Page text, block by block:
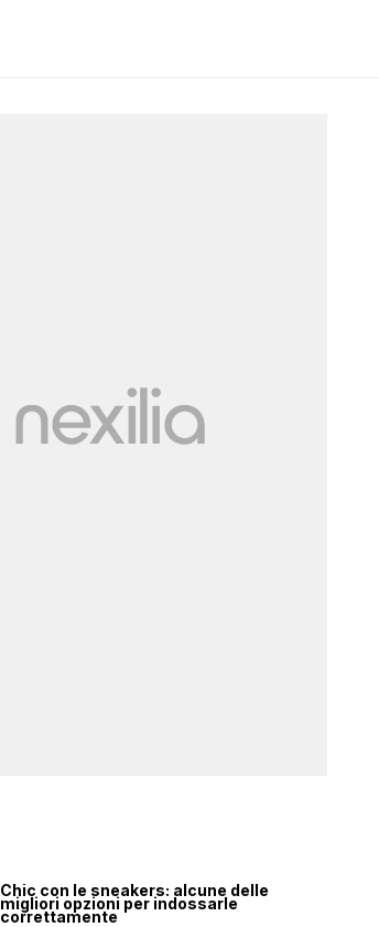
Chic con le sneakers: alcune delle
migliori opzioni per indossarle
correttamente